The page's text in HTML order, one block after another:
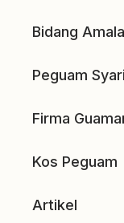
Bidang
Peguam
Firma
Kos Peguam
Artikel